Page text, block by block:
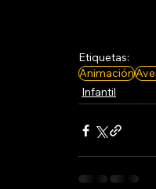
Etiquetas:
Animación
Infantil